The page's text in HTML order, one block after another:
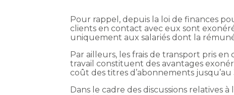
Pour rappel, depuis la loi de finances
clients en contact avec eux sont
uniquement aux salariés dont la
Par ailleurs, les frais de transport pris
travail constituent des avantages
coût des titres d’abonnements jusqu’au
Dans le cadre des discussions relatives